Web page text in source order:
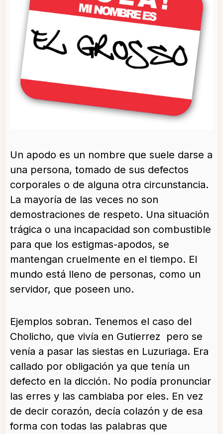
Un apodo es un nombre que suele darse a
una persona, tomado de sus defectos
corporales o de alguna otra circunstancia.
La mayoría de las veces no son
demostraciones de respeto. Una situación
trágica o una incapacidad son combustible
para que los estigmas-apodos, se
mantengan cruelmente en el tiempo. El
mundo está lleno de personas, como un
servidor, que poseen uno.
Ejemplos sobran. Tenemos el caso del
Cholicho, que vivía en Gutierrez pero se
venía a pasar las siestas en Luzuriaga. Era
callado por obligación ya que tenía un
defecto en la dicción. No podía pronunciar
las erres y las cambiaba por eles. En vez
de decir corazón, decía colazón y de esa
forma con todas las palabras que